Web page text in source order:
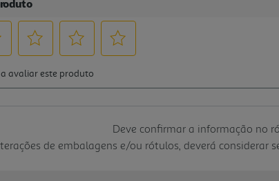
Deve confirmar a informação no
de embalagens e/ou rótulos, deverá considerar